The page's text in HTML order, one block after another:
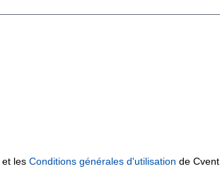
et les Conditions générales d'utilisation de Cvent.